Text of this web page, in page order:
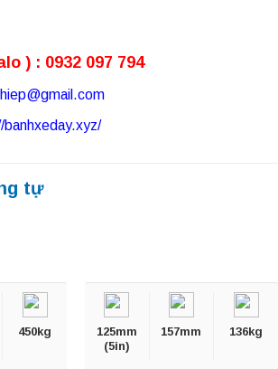
) : 0932 097 794
banhxeday.xyz/
tự
450kg
125mm
(5in)
157mm 136kg